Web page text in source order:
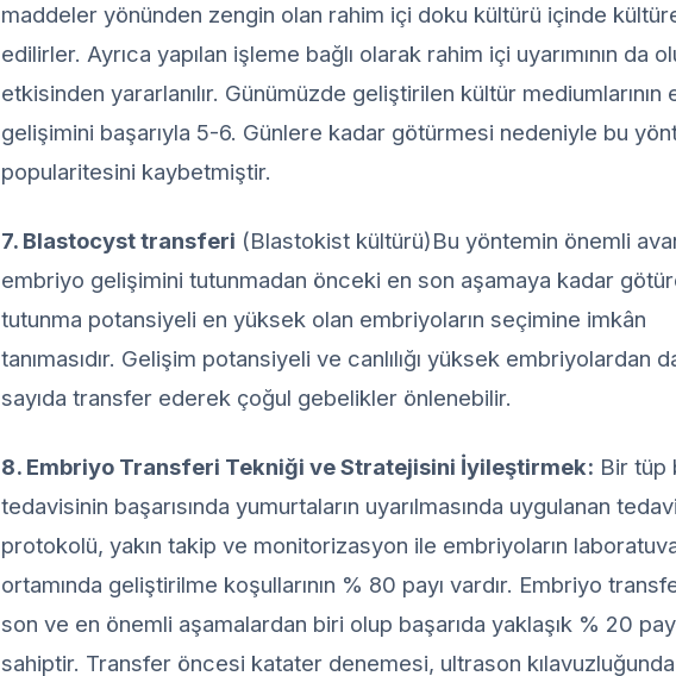
maddeler yönünden zengin olan rahim içi doku kültürü içinde
edilirler. Ayrıca yapılan işleme bağlı olarak rahim içi uyarımının da
etkisinden yararlanılır. Günümüzde geliştirilen kültür mediumlarının
gelişimini başarıyla 5-6. Günlere kadar götürmesi nedeniyle bu
popularitesini kaybetmiştir.
7. Blastocyst transferi (Blastokist kültürü)Bu yöntemin önemli
embriyo gelişimini tutunmadan önceki en son aşamaya kadar
tutunma potansiyeli en yüksek olan embriyoların seçimine imkân
tanımasıdır. Gelişim potansiyeli ve canlılığı yüksek embriyolardan
sayıda transfer ederek çoğul gebelikler önlenebilir.
8. Embriyo Transferi Tekniği ve Stratejisini İyileştirmek: Bir tüp
tedavisinin başarısında yumurtaların uyarılmasında uygulanan tedavi
protokolü, yakın takip ve monitorizasyon ile embriyoların
ortamında geliştirilme koşullarının % 80 payı vardır. Embriyo
son ve en önemli aşamalardan biri olup başarıda yaklaşık % 20
sahiptir. Transfer öncesi katater denemesi, ultrason kılavuzluğunda